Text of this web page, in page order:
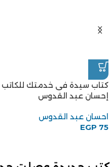
كتاب سيدة فى خدمتك للكاتب
إحسان عبد القدوس
احسان عبد القدوس
EGP 75